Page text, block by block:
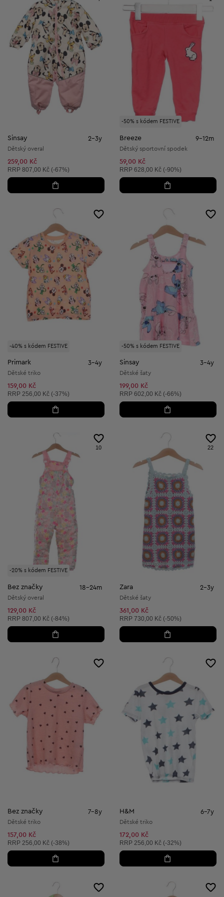
Sinsay 2-3y
Dětský overal
259,00 Kč
Doporučená cena:
RRP 807,00 Kč (-67%)
-50% s kódem FESTIVE
Breeze 9-12m
Dětský sportovní spodek
59,00 Kč
Doporučená cena:
RRP 628,00 Kč (-90%)
-40% s kódem FESTIVE
Primark 3-4y
Dětské triko
159,00 Kč
Doporučená cena:
RRP 256,00 Kč (-37%)
-50% s kódem FESTIVE
Sinsay 3-4y
Dětské šaty
199,00 Kč
Doporučená cena:
RRP 602,00 Kč (-66%)
-20% s kódem FESTIVE
10
Bez značky 18-24m
Dětský overal
129,00 Kč
Doporučená cena:
RRP 807,00 Kč (-84%)
22
Zara 2-3y
Dětské šaty
361,00 Kč
Doporučená cena:
RRP 730,00 Kč (-50%)
Bez značky 7-8y
Dětské triko
157,00 Kč
Doporučená cena:
RRP 256,00 Kč (-38%)
H&M 6-7y
Dětské triko
172,00 Kč
Doporučená cena:
RRP 256,00 Kč (-32%)